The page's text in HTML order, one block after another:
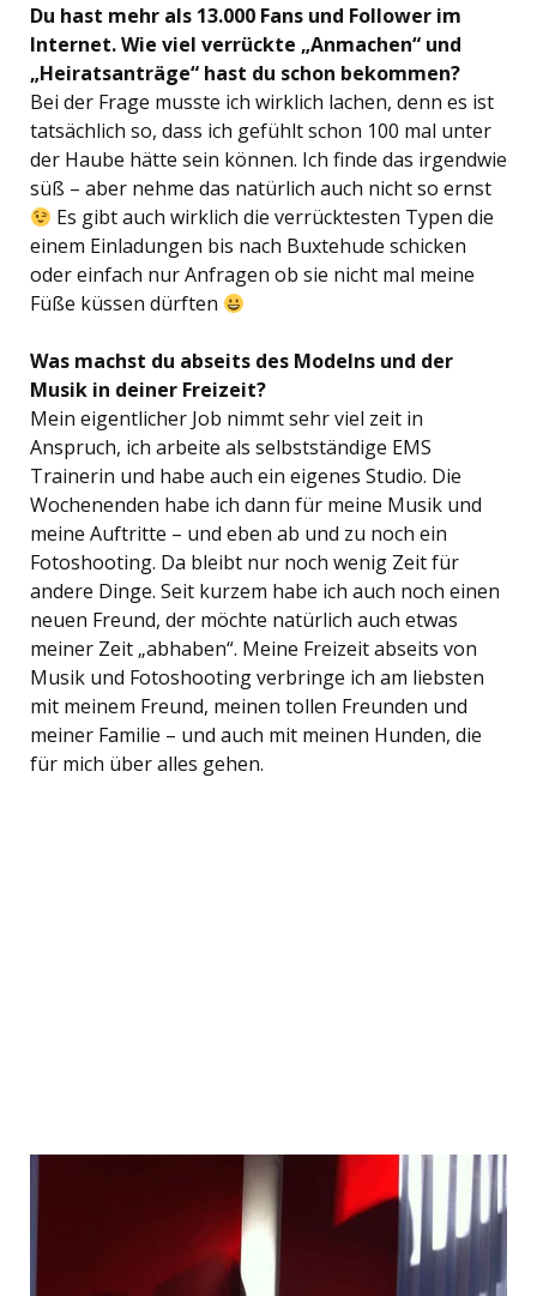
Du hast mehr als 13.000 Fans und Follower im
Internet. Wie viel verrückte „Anmachen“ und
„Heiratsanträge“ hast du schon bekommen?
Bei der Frage musste ich wirklich lachen, denn es ist
tatsächlich so, dass ich gefühlt schon 100 mal unter
der Haube hätte sein können. Ich finde das irgendwie
süß – aber nehme das natürlich auch nicht so ernst
Es gibt auch wirklich die verrücktesten Typen die
einem Einladungen bis nach Buxtehude schicken
oder einfach nur Anfragen ob sie nicht mal meine
Füße küssen dürften
Was machst du abseits des Modelns und der
Musik in deiner Freizeit?
Mein eigentlicher Job nimmt sehr viel zeit in
Anspruch, ich arbeite als selbstständige EMS
Trainerin und habe auch ein eigenes Studio. Die
Wochenenden habe ich dann für meine Musik und
meine Auftritte – und eben ab und zu noch ein
Fotoshooting. Da bleibt nur noch wenig Zeit für
andere Dinge. Seit kurzem habe ich auch noch einen
neuen Freund, der möchte natürlich auch etwas
meiner Zeit „abhaben“. Meine Freizeit abseits von
Musik und Fotoshooting verbringe ich am liebsten
mit meinem Freund, meinen tollen Freunden und
meiner Familie – und auch mit meinen Hunden, die
für mich über alles gehen.